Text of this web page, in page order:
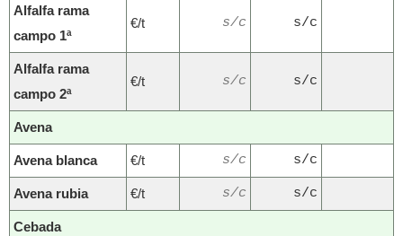
Alfalfa rama
campo 1ª
€/t s/c s/c
Alfalfa rama
campo 2ª
€/t s/c s/c
Avena
Avena blanca €/t s/c s/c
Avena rubia €/t s/c s/c
Cebada